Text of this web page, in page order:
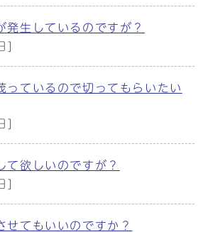
発生しているのですが？
]
っているので切ってもらいたい
]
て欲しいのですが？
]
せてもいいのですか？